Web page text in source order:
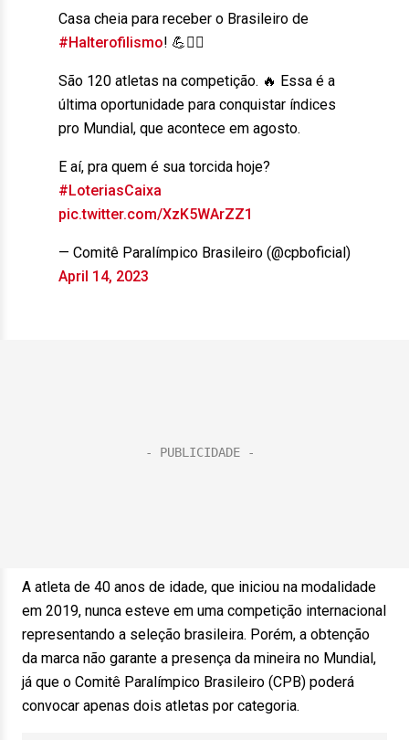
Casa cheia para receber o Brasileiro de
#Halterofilismo! 💪🏋‍♂️
São 120 atletas na competição. 🔥 Essa é a
última oportunidade para conquistar índices
pro Mundial, que acontece em agosto.
E aí, pra quem é sua torcida hoje?
#LoteriasCaixa
pic.twitter.com/XzK5WArZZ1
— Comitê Paralímpico Brasileiro (@cpboficial)
April 14, 2023
A atleta de 40 anos de idade, que iniciou na modalidade
em 2019, nunca esteve em uma competição internacional
representando a seleção brasileira. Porém, a obtenção
da marca não garante a presença da mineira no Mundial,
já que o Comitê Paralímpico Brasileiro (CPB) poderá
convocar apenas dois atletas por categoria.